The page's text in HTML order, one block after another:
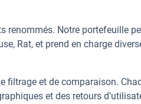
renommés. Notre portefeuille
Rat, et prend en charge
filtrage et de comparaison.
et des retours